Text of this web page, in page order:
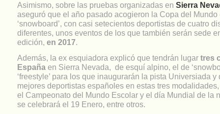
Asimismo, sobre las pruebas organizadas en Sierra
aseguró que el año pasado acogieron la Copa del Mundo
‘snowboard’, con casi setecientos deportistas de cuatro
diferentes, unos eventos de los que también serán sede
edición, en 2017.
Además, la ex esquiadora explicó que tendrán lugar tres
España en Sierra Nevada, de esquí alpino, el de
‘freestyle’ para los que inaugurarán la pista Universiada
mejores deportistas españoles en estas tres
el Campeonato del Mundo Escolar y el día Mundial de la
se celebrará el 19 Enero, entre otros.